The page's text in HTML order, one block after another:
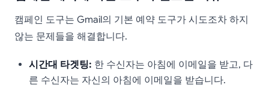
캠페인 도구는 Gmail의 기본 예약 도구가 시도조차 하지
않는 문제들을 해결합니다.
시간대 타겟팅: 한 수신자는 아침에 이메일을 받고, 다
른 수신자는 자신의 아침에 이메일을 받습니다.